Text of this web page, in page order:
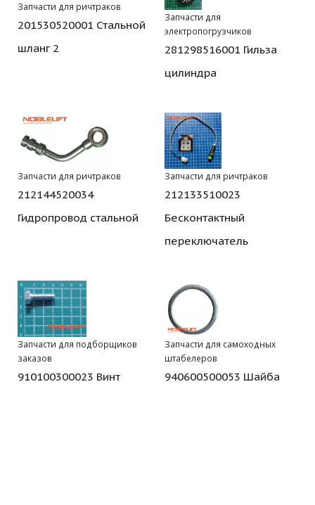
Запчасти для ричтраков
201530520001 Стальной
шланг 2
Запчасти для
электропогрузчиков
281298516001 Гильза
цилиндра
Запчасти для ричтраков
212144520034
Гидропровод стальной
Запчасти для ричтраков
212133510023
Бесконтактный
переключатель
Запчасти для подборщиков
заказов
910100300023 Винт
Запчасти для самоходных
штабелеров
940600500053 Шайба